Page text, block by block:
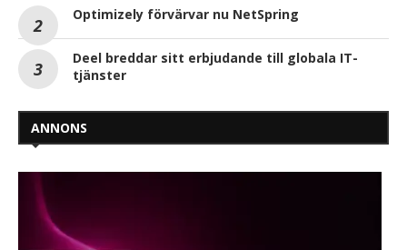
Optimizely förvärvar nu NetSpring
Deel breddar sitt erbjudande till globala IT-
tjänster
ANNONS